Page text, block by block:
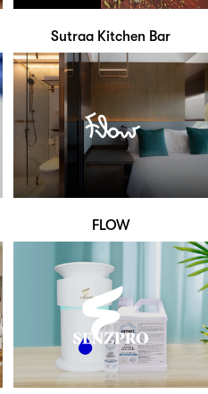
Sutraa Kitchen Bar
FLOW